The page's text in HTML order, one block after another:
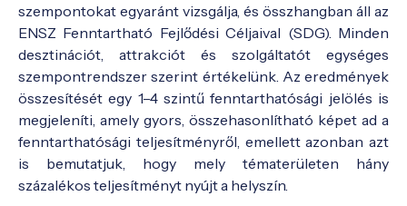
szempontokat egyaránt vizsgálja, és összhangban áll az
ENSZ Fenntartható Fejlődési Céljaival (SDG). Minden
desztinációt, attrakciót és szolgáltatót egységes
szempontrendszer szerint értékelünk. Az eredmények
összesítését egy 1–4 szintű fenntarthatósági jelölés is
megjeleníti, amely gyors, összehasonlítható képet ad a
fenntarthatósági teljesítményről, emellett azonban azt
is bemutatjuk, hogy mely tématerületen hány
százalékos teljesítményt nyújt a helyszín.